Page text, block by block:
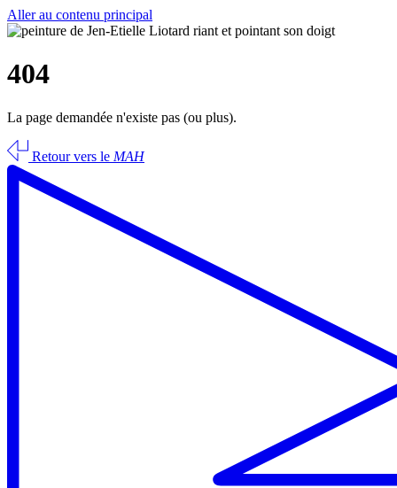
Aller au contenu principal
404
La page demandée n'existe pas (ou plus).
Retour vers le MAH